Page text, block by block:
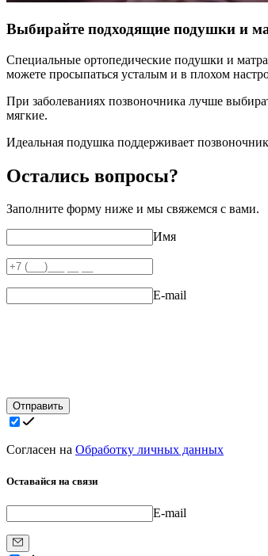
Выбирайте подходящие подушки и
Специальные ортопедические подушки и
можете просыпаться усталым и в плохом
При заболеваниях позвоночника лучше
мягкие.
Идеальная подушка поддерживает
Остались вопросы?
Заполните форму ниже и мы свяжемся с вами.
Имя
E-mail
Отправить
Согласен на Обработку личных данных
Оставайся на связи
E-mail